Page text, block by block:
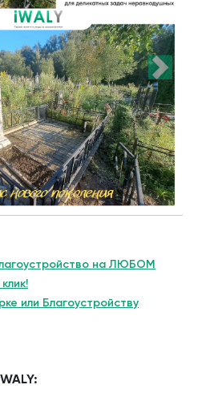
на ЛЮБОМ
или Благоустройству